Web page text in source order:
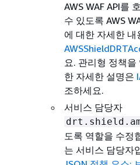
AWS WAF API를
수 있도록 AWS
에 대한 자세한 내
요. 관리형 정책
한 자세한 설명은
조하세요.
서비스 담당자
도록 역할을 수정
는 서비스 담당자